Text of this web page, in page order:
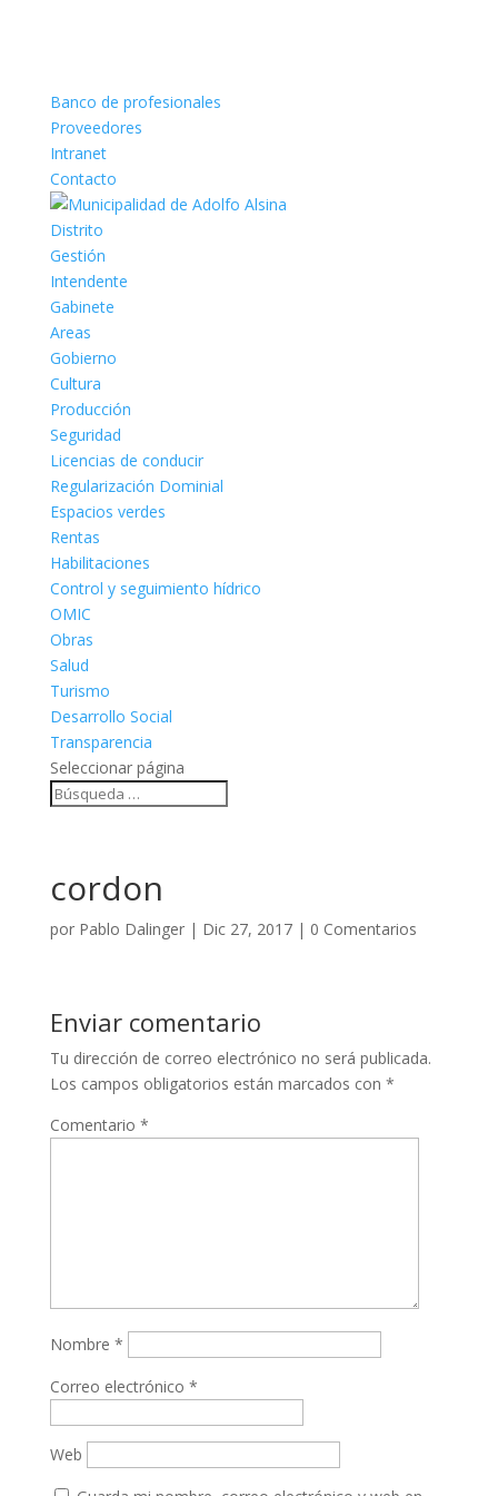
Banco de profesionales
Proveedores
Intranet
Contacto
Distrito
Gestión
Intendente
Gabinete
Areas
Gobierno
Cultura
Producción
Seguridad
Licencias de conducir
Regularización Dominial
Espacios verdes
Rentas
Habilitaciones
Control y seguimiento hídrico
OMIC
Obras
Salud
Turismo
Desarrollo Social
Transparencia
Seleccionar página
cordon
por Pablo Dalinger| Dic 27, 2017| 0 Comentarios
Enviar comentario
Tu dirección de correo electrónico no será publicada.
Los campos obligatorios están marcados con *
Comentario *
Nombre *
Correo electrónico *
Web